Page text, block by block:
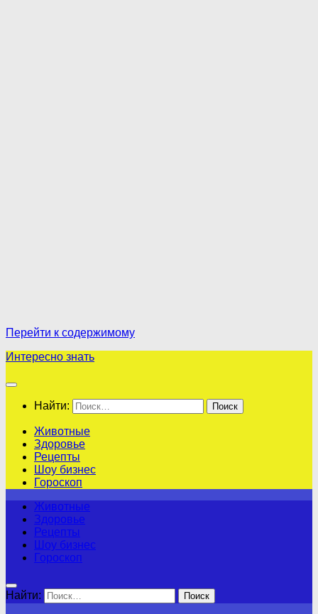
Перейти к содержимому
Интересно знать
Найти:
Животные
Здоровье
Рецепты
Шоу бизнес
Гороскоп
Животные
Здоровье
Рецепты
Шоу бизнес
Гороскоп
Найти: